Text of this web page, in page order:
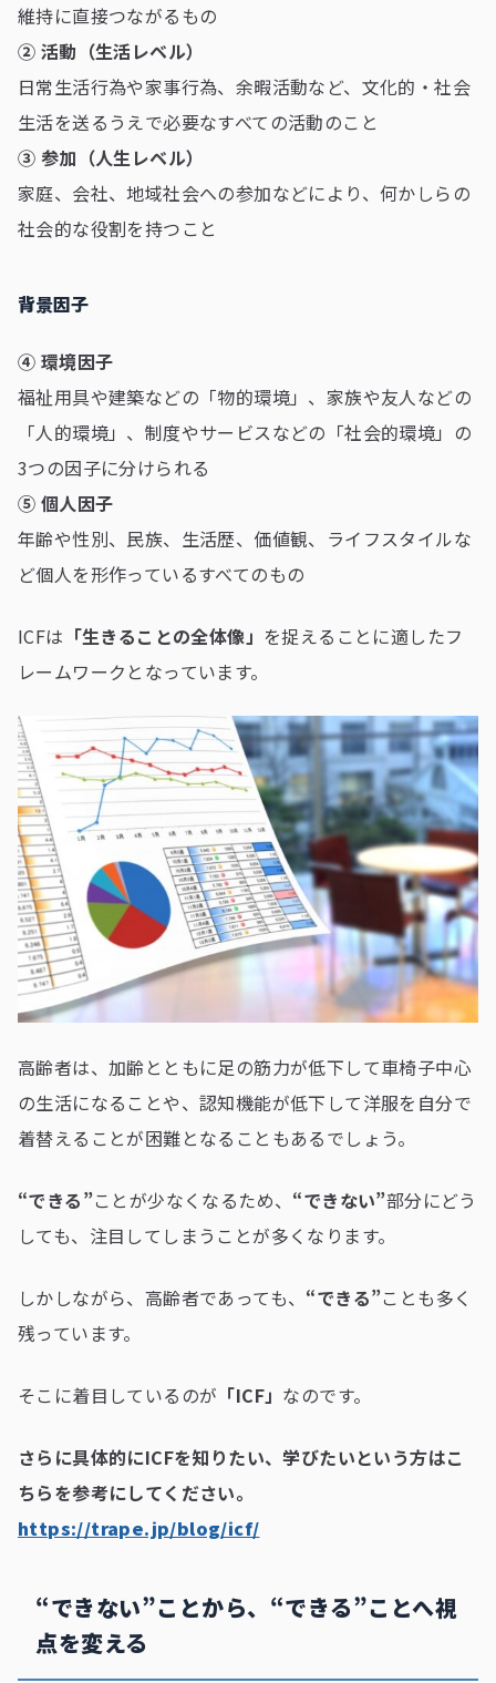
維持に直接つながるもの
② 活動（生活レベル）
日常生活行為や家事行為、余暇活動など、文化的・社会
生活を送るうえで必要なすべての活動のこと
③ 参加（人生レベル）
家庭、会社、地域社会への参加などにより、何かしらの
社会的な役割を持つこと
背景因子
④ 環境因子
福祉用具や建築などの「物的環境」、家族や友人などの
「人的環境」、制度やサービスなどの「社会的環境」の
3つの因子に分けられる
⑤ 個人因子
年齢や性別、民族、生活歴、価値観、ライフスタイルな
ど個人を形作っているすべてのもの
ICFは 「生きることの全体像」 を捉えることに適したフ
レームワークとなっています。
高齢者は、加齢とともに足の筋力が低下して車椅子中心
の生活になることや、認知機能が低下して洋服を自分で
着替えることが困難となることもあるでしょう。
“できる”ことが少なくなるため、 “できない”部分にどう
しても、注目してしまうことが多くなります。
しかしながら、高齢者であっても、 “できる”ことも多く
残っています。
そこに着目しているのが 「ICF」 なのです。
さらに具体的にICFを知りたい、学びたいという方はこ
ちらを参考にしてください。
https://trape.jp/blog/icf/
“できない”ことから、“できる”ことへ視
点を変える